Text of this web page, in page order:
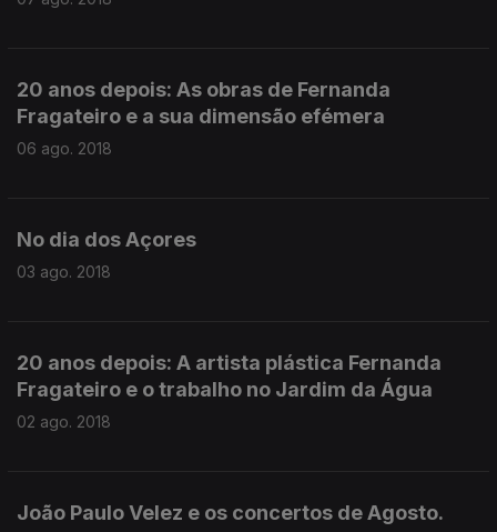
20 anos depois: As obras de Fernanda
Fragateiro e a sua dimensão efémera
06 ago. 2018
No dia dos Açores
03 ago. 2018
20 anos depois: A artista plástica Fernanda
Fragateiro e o trabalho no Jardim da Água
02 ago. 2018
João Paulo Velez e os concertos de Agosto.